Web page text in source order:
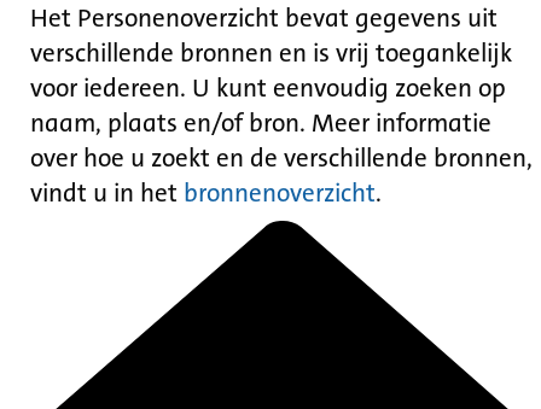
Het Personenoverzicht bevat gegevens uit
verschillende bronnen en is vrij toegankelijk
voor iedereen. U kunt eenvoudig zoeken op
naam, plaats en/of bron. Meer informatie
over hoe u zoekt en de verschillende bronnen,
vindt u in het bronnenoverzicht.